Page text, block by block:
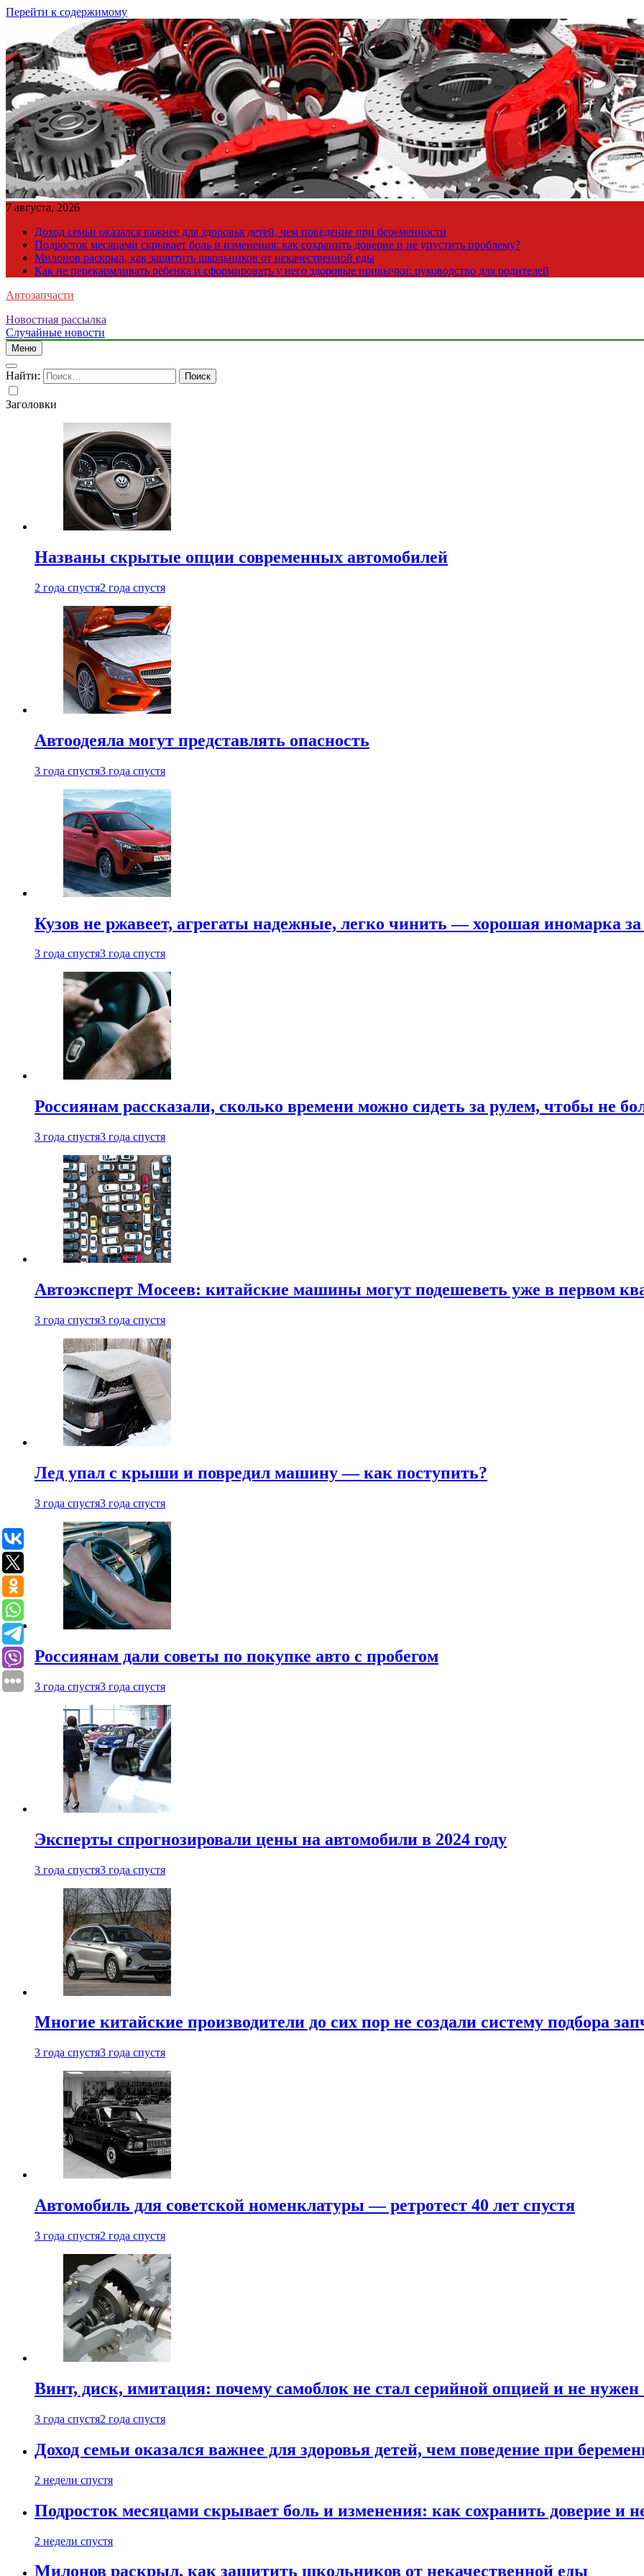
Перейти к содержимому
7 августа, 2026
Доход семьи оказался важнее для здоровья детей, чем поведение при беременности
Подросток месяцами скрывает боль и изменения: как сохранить доверие и не упустить проблему?
Милонов раскрыл, как защитить школьников от некачественной еды
Как не перекармливать ребенка и сформировать у него здоровые привычки: руководство для родителей
Автозапчасти
Новостная рассылка
Случайные новости
Меню
Найти:
Заголовки
Названы скрытые опции современных автомобилей
2 года спустя2 года спустя
Автоодеяла могут представлять опасность
3 года спустя3 года спустя
Кузов не ржавеет, агрегаты надежные, легко чинить — хорошая иномарка за
3 года спустя3 года спустя
Россиянам рассказали, сколько времени можно сидеть за рулем, чтобы не
3 года спустя3 года спустя
Автоэксперт Мосеев: китайские машины могут подешеветь уже в первом
3 года спустя3 года спустя
Лед упал с крыши и повредил машину — как поступить?
3 года спустя3 года спустя
Россиянам дали советы по покупке авто с пробегом
3 года спустя3 года спустя
Эксперты спрогнозировали цены на автомобили в 2024 году
3 года спустя3 года спустя
Многие китайские производители до сих пор не создали систему подбора
3 года спустя3 года спустя
Автомобиль для советской номенклатуры — ретротест 40 лет спустя
3 года спустя2 года спустя
Винт, диск, имитация: почему самоблок не стал серийной опцией и не
3 года спустя2 года спустя
Доход семьи оказался важнее для здоровья детей, чем поведение при
2 недели спустя
Подросток месяцами скрывает боль и изменения: как сохранить доверие и
2 недели спустя
Милонов раскрыл, как защитить школьников от некачественной еды